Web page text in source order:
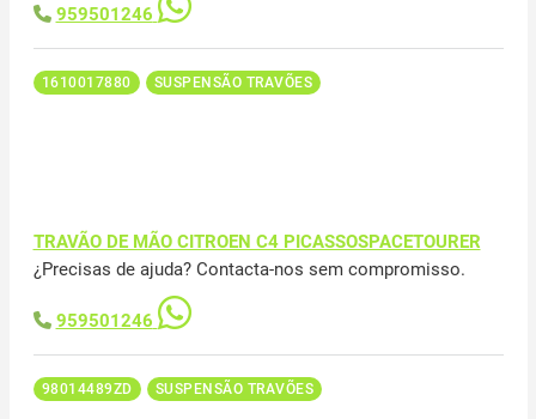
959501246
1610017880 SUSPENSÃO TRAVÕES
TRAVÃO DE MÃO CITROEN C4 PICASSOSPACETOURER
¿Precisas de ajuda? Contacta-nos sem compromisso.
959501246
98014489ZD SUSPENSÃO TRAVÕES